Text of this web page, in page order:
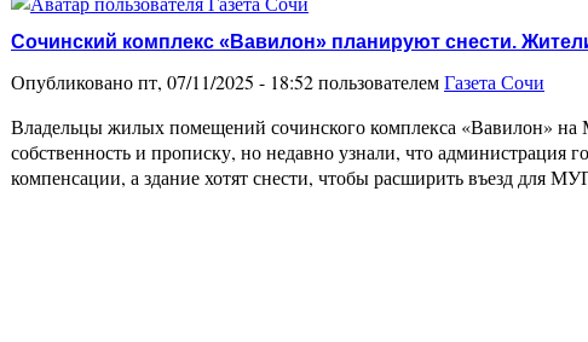
Сочинский комплекс «Вавилон» планируют снести.
Опубликовано пт, 07/11/2025 - 18:52 пользователемГазета Сочи
Владельцы жилых помещений сочинского комплекса «Вавилон» на
собственность и прописку, но недавно узнали, что администрация
компенсации, а здание хотят снести, чтобы расширить въезд для